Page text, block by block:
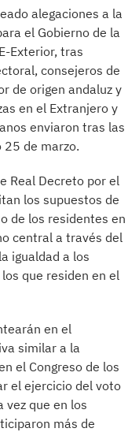
alegaciones a la
el Gobierno de la
Exterior, tras
consejeros de
de origen andaluz y
en el Extranjero y
enviaron tras las
25 de marzo.
Real Decreto por el
los supuestos de
de los residentes en
central a través del
igualdad a los
que residen en el
en el
similar a la
el Congreso de los
el ejercicio del voto
vez que en los
más de